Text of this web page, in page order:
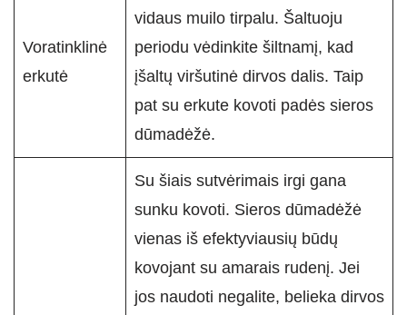
Voratinklinė
erkutė
vidaus muilo tirpalu. Šaltuoju
periodu vėdinkite šiltnamį, kad
įšaltų viršutinė dirvos dalis. Taip
pat su erkute kovoti padės sieros
dūmadėžė.
Su šiais sutvėrimais irgi gana
sunku kovoti. Sieros dūmadėžė
vienas iš efektyviausių būdų
kovojant su amarais rudenį. Jei
jos naudoti negalite, belieka dirvos